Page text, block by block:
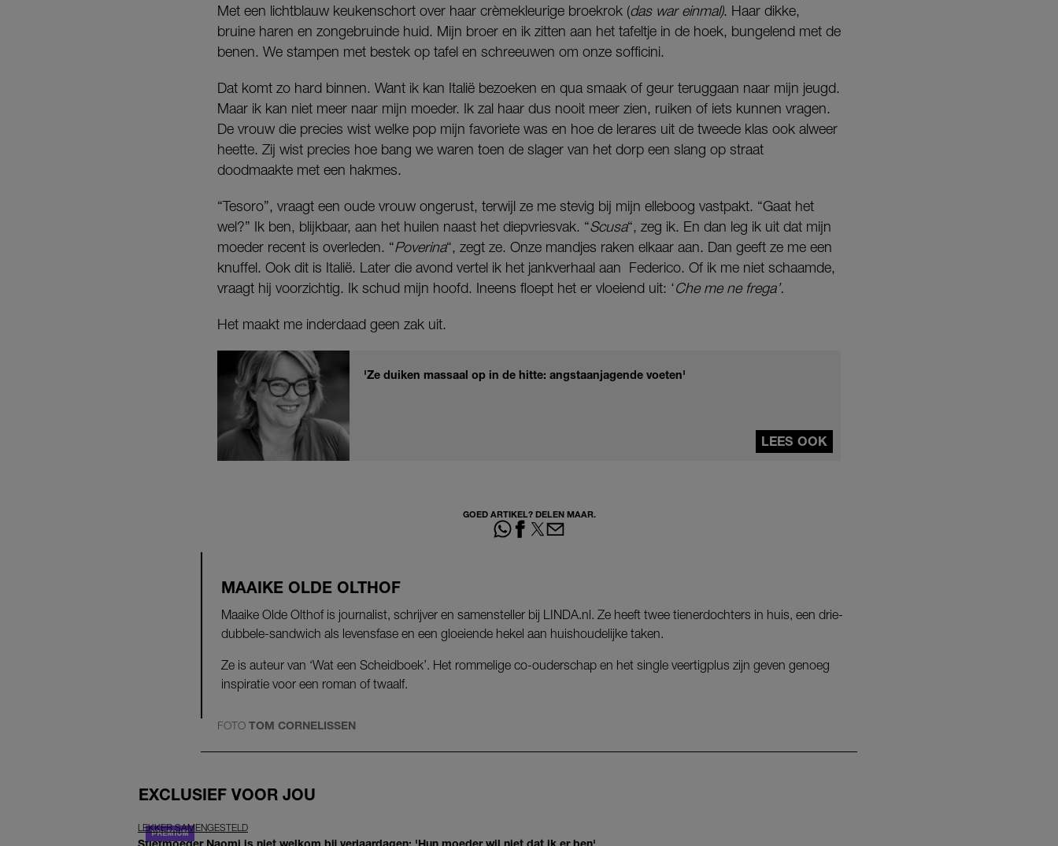
Met een lichtblauw keukenschort over haar crèmekleurige broekrok (das war einmal). Haar dikke,
bruine haren en zongebruinde huid. Mijn broer en ik zitten aan het tafeltje in de hoek, bungelend met de
benen. We stampen met bestek op tafel en schreeuwen om onze sofficini.
Dat komt zo hard binnen. Want ik kan Italië bezoeken en qua smaak of geur teruggaan naar mijn jeugd.
Maar ik kan niet meer naar mijn moeder. Ik zal haar dus nooit meer zien, ruiken of iets kunnen vragen.
De vrouw die precies wist welke pop mijn favoriete was en hoe de lerares uit de tweede klas ook alweer
heette. Zij wist precies hoe bang we waren toen de slager van het dorp een slang op straat
doodmaakte met een hakmes.
“Tesoro”, vraagt een oude vrouw ongerust, terwijl ze me stevig bij mijn elleboog vastpakt. “Gaat het
wel?” Ik ben, blijkbaar, aan het huilen naast het diepvriesvak. “Scusa“, zeg ik. En dan leg ik uit dat mijn
moeder recent is overleden. “Poverina“, zegt ze. Onze mandjes raken elkaar aan. Dan geeft ze me een
knuffel. Ook dit is Italië. Later die avond vertel ik het jankverhaal aan Federico. Of ik me niet schaamde,
vraagt hij voorzichtig. Ik schud mijn hoofd. Ineens floept het er vloeiend uit: ‘Che me ne frega’.
Het maakt me inderdaad geen zak uit.
'Ze duiken massaal op in de hitte: angstaanjagende voeten'
LEES OOK
GOED ARTIKEL? DELEN MAAR.
MAAIKE OLDE OLTHOF
Maaike Olde Olthof is journalist, schrijver en samensteller bij LINDA.nl. Ze heeft twee tienerdochters in huis, een drie-
dubbele-sandwich als levensfase en een gloeiende hekel aan huishoudelijke taken.
Ze is auteur van ‘Wat een Scheidboek’. Het rommelige co-ouderschap en het single veertigplus zijn geven genoeg
inspiratie voor een roman of twaalf.
FOTO TOM CORNELISSEN
EXCLUSIEF VOOR JOU
LEKKER SAMENGESTELD
Stiefmoeder Naomi is niet welkom bij verjaardagen: 'Hun moeder wil niet dat ik er ben'